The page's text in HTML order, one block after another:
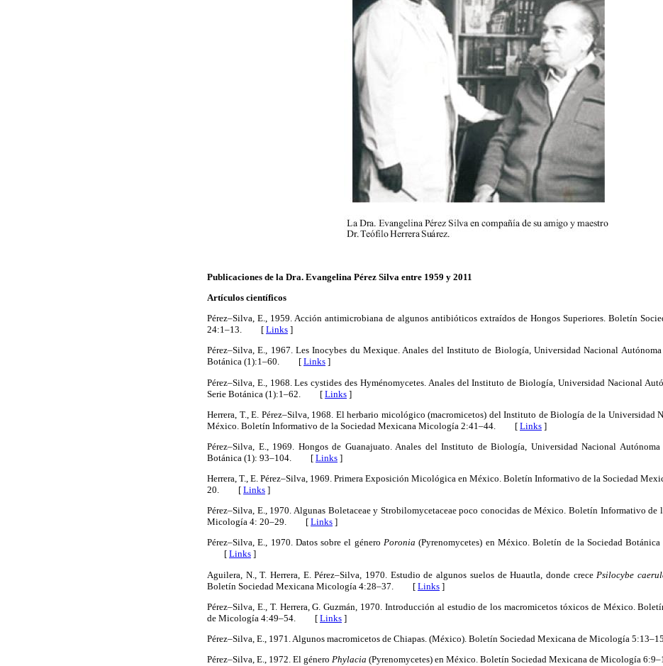
Publicaciones de la Dra. Evangelina Pérez Silva entre 1959 y 2011
Artículos científicos
Pérez–Silva, E., 1959. Acción antimicrobiana de algunos antibióticos extraídos de Hongos Superiores. Boletín
24:1–13. [ Links ]
Pérez–Silva, E., 1967. Les Inocybes du Mexique. Anales del Instituto de Biología, Universidad Nacional
Botánica (1):1–60. [ Links ]
Pérez–Silva, E., 1968. Les cystides des Hyménomycetes. Anales del Instituto de Biología, Universidad Nacional
Serie Botánica (1):1–62. [ Links ]
Herrera, T., E. Pérez–Silva, 1968. El herbario micológico (macromicetos) del Instituto de Biología de la Universidad
México. Boletín Informativo de la Sociedad Mexicana Micología 2:41–44. [ Links ]
Pérez–Silva, E., 1969. Hongos de Guanajuato. Anales del Instituto de Biología, Universidad Nacional
Botánica (1): 93–104. [ Links ]
Herrera, T., E. Pérez–Silva, 1969. Primera Exposición Micológica en México. Boletín Informativo de la Sociedad
20. [ Links ]
Pérez–Silva, E., 1970. Algunas Boletaceae y Strobilomycetaceae poco conocidas de México. Boletín Informativo de
Micología 4: 20–29. [ Links ]
Pérez–Silva, E., 1970. Datos sobre el géneroPoronia (Pyrenomycetes) en México. Boletín de la Sociedad
[ Links ]
Aguilera, N., T. Herrera, E. Pérez–Silva, 1970. Estudio de algunos suelos de Huautla, donde crece Psilocybe
Boletín Sociedad Mexicana Micología 4:28–37. [ Links ]
Pérez–Silva, E., T. Herrera, G. Guzmán, 1970. Introducción al estudio de los macromicetos tóxicos de México.
de Micología 4:49–54. [ Links ]
Pérez–Silva, E., 1971. Algunos macromicetos de Chiapas. (México). Boletín Sociedad Mexicana de Micología
Pérez–Silva, E., 1972. El género Phylacia (Pyrenomycetes) en México. Boletín Sociedad Mexicana de Micología